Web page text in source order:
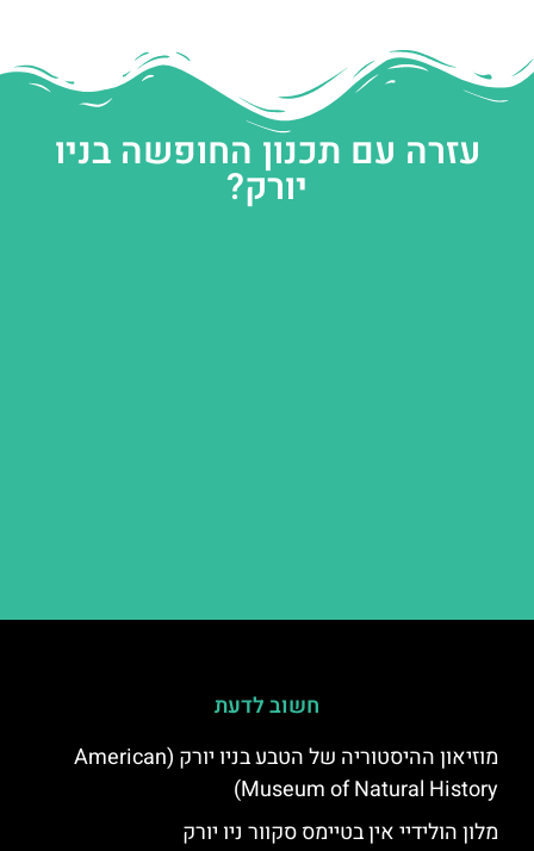
עזרה עם תכנון החופשה בניו
יורק?
חשוב לדעת
מוזיאון ההיסטוריה של הטבע בניו יורק (American
Museum of Natural History)
מלון הולידיי אין בטיימס סקוור ניו יורק